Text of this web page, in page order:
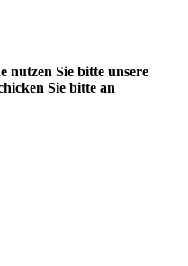
nutzen Sie bitte unsere
Sie bitte an